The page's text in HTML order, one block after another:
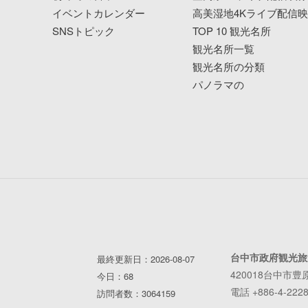
イベントカレンダー
SNSトピック
高美湿地4Kライブ配信
TOP 10 観光名所
観光名所一覧
観光名所の分類
パノラマの
最終更新日：2026-08-07
今日：68
訪問者数：3064159
台中市政府観光
420018台中市豊
電話 +886-4-